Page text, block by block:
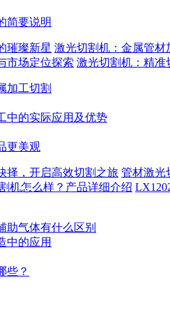
简要说明
激光切割机：金属管材
激光切割机：精准
加工切割
中的实际应用及优势
更美观
管材激光
助气体有什么区别
中的应用
些？